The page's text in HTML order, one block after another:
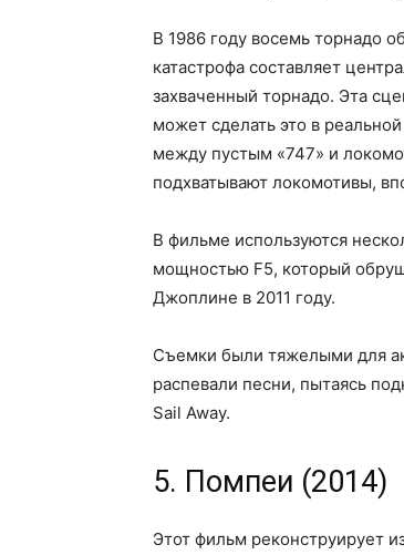
В 1986 году восемь торнадо
катастрофа составляет
захваченный торнадо. Эта
может сделать это в
между пустым «747» и
подхватывают локомотивы,
В фильме используются
мощностью F5, который
Джоплине в 2011 году.
Съемки были тяжелыми для
распевали песни, пытаясь
Sail Away.
5. Помпеи (2014)
Этот фильм реконструирует